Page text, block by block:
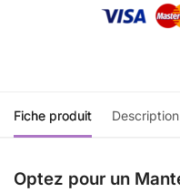
Fiche produit Description
Optez pour un